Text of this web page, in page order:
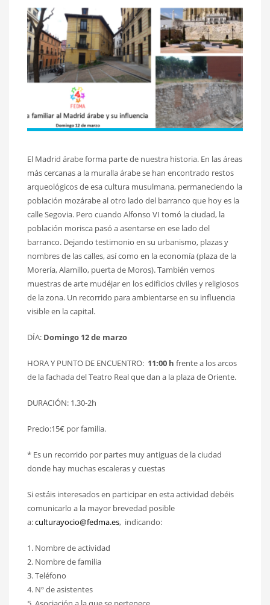
El Madrid árabe forma parte de nuestra historia. En las áreas
más cercanas a la muralla árabe se han encontrado restos
arqueológicos de esa cultura musulmana, permaneciendo la
población mozárabe al otro lado del barranco que hoy es la
calle Segovia. Pero cuando Alfonso VI tomó la ciudad, la
población morisca pasó a asentarse en ese lado del
barranco. Dejando testimonio en su urbanismo, plazas y
nombres de las calles, así como en la economía (plaza de la
Morería, Alamillo, puerta de Moros). También vemos
muestras de arte mudéjar en los edificios civiles y religiosos
de la zona. Un recorrido para ambientarse en su influencia
visible en la capital.
DÍA: Domingo 12 de marzo
HORA Y PUNTO DE ENCUENTRO: 11:00 h frente a los arcos
de la fachada del Teatro Real que dan a la plaza de Oriente.
DURACIÓN: 1.30-2h
Precio:15€ por familia.
* Es un recorrido por partes muy antiguas de la ciudad
donde hay muchas escaleras y cuestas
Si estáis interesados en participar en esta actividad debéis
comunicarlo a la mayor brevedad posible
a:culturayocio@fedma.es, indicando:
1. Nombre de actividad
2. Nombre de familia
3. Teléfono
4. Nº de asistentes